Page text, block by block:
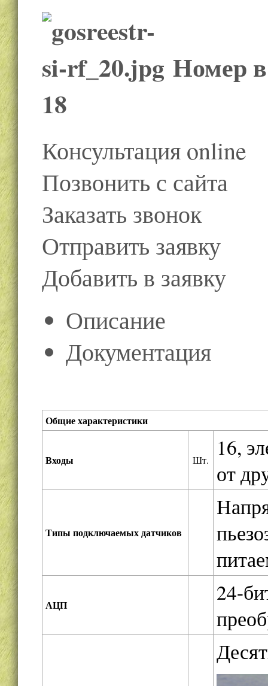
Номер
18
Консультация online
Позвонить с сайта
Заказать звонок
Отправить заявку
Добавить в заявку
Описание
Документация
Общие характеристики
Входы Шт.
16,
от
Типы подключаемых датчиков
АЦП
24-